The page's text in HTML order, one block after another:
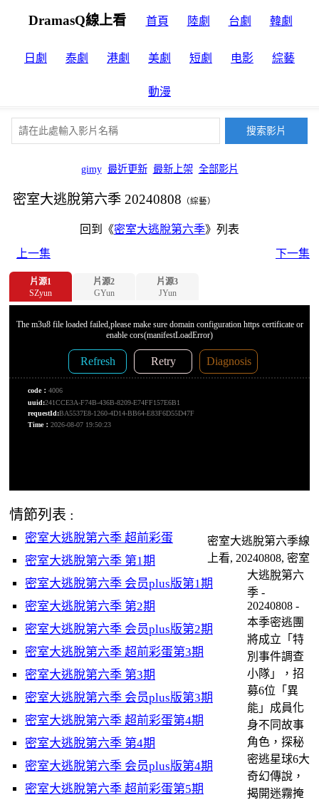
DramasQ線上看 首頁 陸劇 台劇 韓劇
日劇 泰劇 港劇 美劇 短劇 电影 綜藝
動漫
gimy 最近更新 最新上架 全部影片
密室大逃脫第六季 20240808 （綜藝）
回到《密室大逃脫第六季》列表
上一集
下一集
片源1
SZyun
片源2
GYun
片源3
JYun
情節列表 :
密室大逃脫第六季 超前彩蛋
密室大逃脫第六季 第1期
密室大逃脫第六季 会员plus版第1期
密室大逃脫第六季 第2期
密室大逃脫第六季 会员plus版第2期
密室大逃脫第六季 超前彩蛋第3期
密室大逃脫第六季 第3期
密室大逃脫第六季 会员plus版第3期
密室大逃脫第六季 超前彩蛋第4期
密室大逃脫第六季 第4期
密室大逃脫第六季 会员plus版第4期
密室大逃脫第六季 超前彩蛋第5期
密室大逃脫第六季線
上看, 20240808, 密室
大逃脫第六
季 -
20240808 -
本季密逃團
將成立「特
別事件調查
小隊」，招
募6位「異
能」成員化
身不同故事
角色，探秘
密逃星球6大
奇幻傳說，
揭開迷霧掩